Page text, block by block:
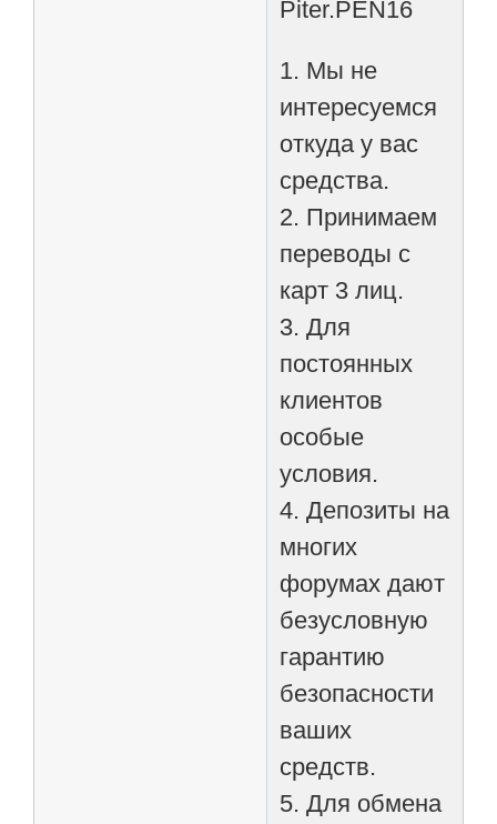
Piter.PEN16
1. Мы не
интересуемся
откуда у вас
средства.
2. Принимаем
переводы с
карт 3 лиц.
3. Для
постоянных
клиентов
особые
условия.
4. Депозиты на
многих
форумах дают
безусловную
гарантию
безопасности
ваших
средств.
5. Для обмена